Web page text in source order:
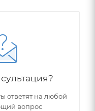
ответят на любой
вопрос